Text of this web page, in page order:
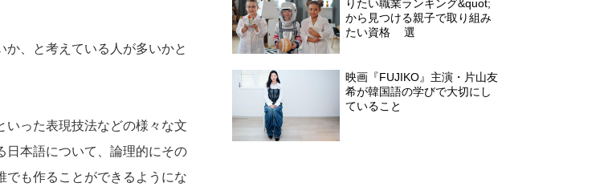
、と考えている人が多いかと
いった表現技法などの様々な文
日本語について、論理的にその
でも作ることができるようにな
りたい職業ランキング&quot;
から見つける親子で取り組み
たい資格5選
映画『FUJIKO』主演・片山友
希が韓国語の学びで大切にし
ていること